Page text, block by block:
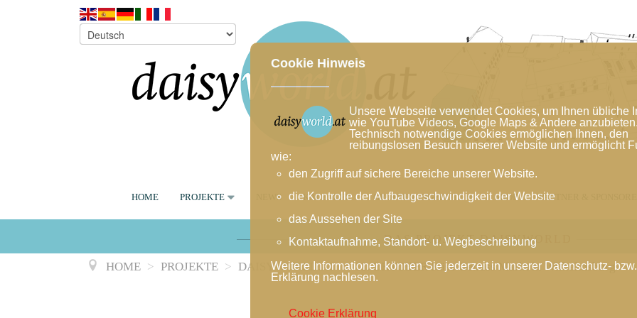
Cookie Hinweis
Unsere Webseite verwendet Cookies, um Ihnen übliche
wie YouTube Videos, Google Maps & Andere anzubieten.
Technisch notwendige Cookies ermöglichen Ihnen, den
reibungslosen Besuch unserer Website und ermöglicht
wie:
den Zugriff auf sichere Bereiche unserer Website.
die Kontrolle der Aufbaugeschwindigkeit der Website
das Aussehen der Site
Kontaktaufnahme, Standort- u. Wegbeschreibung
Weitere Informationen können Sie jederzeit in unserer Datenschutz-
Erklärung nachlesen.
Cookie Erklärung
HOME PROJEKTE NEWS KALENDER GRUPPENANGEBOTE SHOP PARTNER &
DAS PROJEKT DAISYWORLD
HOME > PROJEKTE > DAISYWORLD.AT > 11. OKTOBER Käse Genuss Markt in Wilhelmsburg